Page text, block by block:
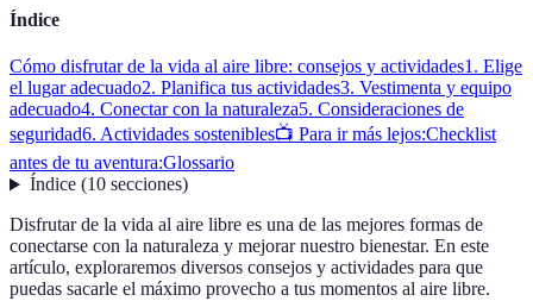
Índice
Cómo disfrutar de la vida al aire libre: consejos y actividades1. Elige
el lugar adecuado2. Planifica tus actividades3. Vestimenta y equipo
adecuado4. Conectar con la naturaleza5. Consideraciones de
seguridad6. Actividades sostenibles📺 Para ir más lejos:Checklist
antes de tu aventura:Glossario
Índice(10 secciones)
Disfrutar de la vida al aire libre es una de las mejores formas de
conectarse con la naturaleza y mejorar nuestro bienestar. En este
artículo, exploraremos diversos consejos y actividades para que
puedas sacarle el máximo provecho a tus momentos al aire libre.